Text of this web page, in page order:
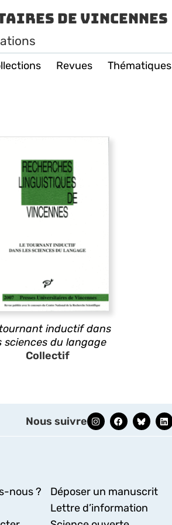
de Vincennes
Revues Thématiques
inductif dans
sciences du langage
Collectif
Nous suivre
nous ?
Déposer un manuscrit
Lettre d’information